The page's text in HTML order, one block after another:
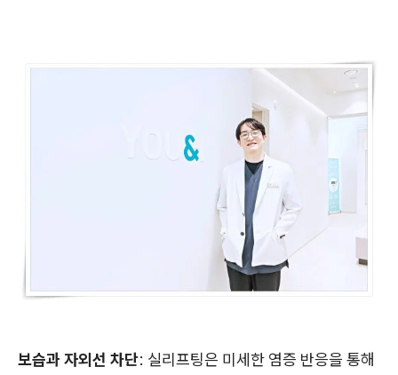
보습과 자외선 차단: 실리프팅은 미세한 염증 반응을 통해